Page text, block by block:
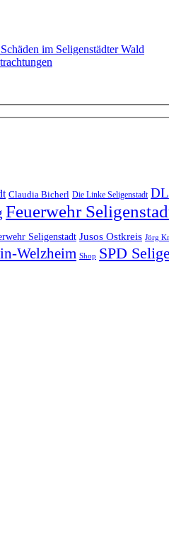
im Seligenstädter Wald
Claudia Bicherl Die Linke Seligenstadt
Feuerwehr
Seligenstadt Jusos Ostkreis Jörg
Welzheim Shop SPD